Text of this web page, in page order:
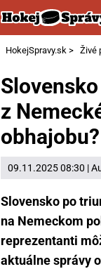
HokejSpravy.sk > Živé
z
obhajobu?
09.11.2025 08:30 |
Slovensko po
na Nemeckom
reprezentanti
aktuálne správy